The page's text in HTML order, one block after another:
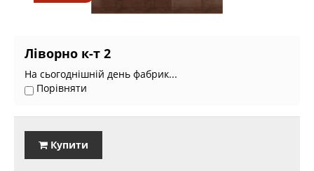
Ліворно к-т 2
На сьогоднішній день фабрик...
Порівняти
Купити